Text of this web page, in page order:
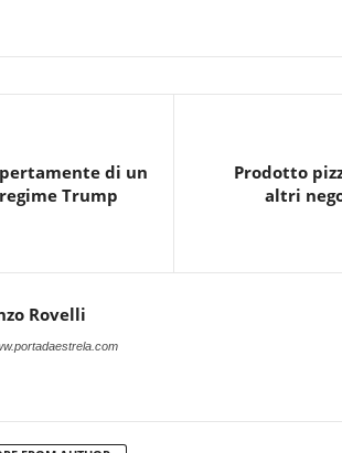
di un
Trump
Prodotto
altri
Rovelli